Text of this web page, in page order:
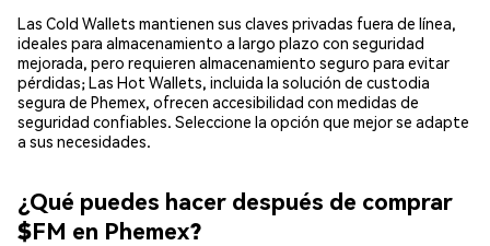
Las Cold Wallets mantienen sus claves privadas fuera de línea,
ideales para almacenamiento a largo plazo con seguridad
mejorada, pero requieren almacenamiento seguro para evitar
pérdidas; Las Hot Wallets, incluida la solución de custodia
segura de Phemex, ofrecen accesibilidad con medidas de
seguridad confiables. Seleccione la opción que mejor se adapte
a sus necesidades.
¿Qué puedes hacer después de comprar
$FM en Phemex?